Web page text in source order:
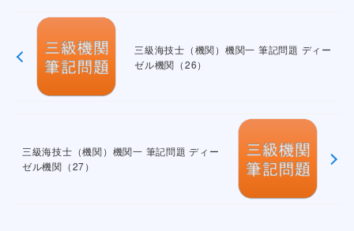
三級海技士（機関）機関一 筆記問題 ディー
ゼル機関（26）
三級海技士（機関）機関一 筆記問題 ディー
ゼル機関（27）